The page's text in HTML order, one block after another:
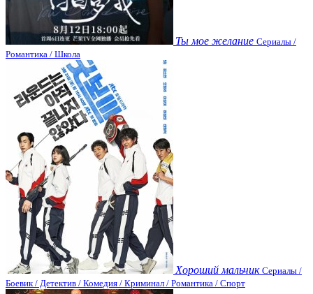
Ты мое желание Сериалы /
Романтика / Школа
Хороший мальчик Сериалы /
Боевик / Детектив / Комедия / Криминал / Романтика / Спорт